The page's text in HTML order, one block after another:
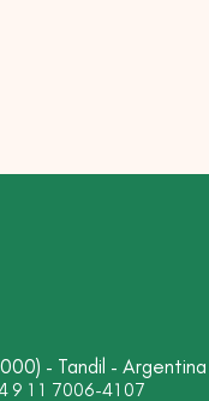
- Tandil - Argentina
9 11 7006-4107